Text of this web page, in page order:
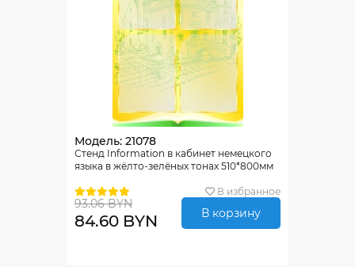
Модель: 21078
Стенд Information в кабинет немецкого
языка в жёлто-зелёных тонах 510*800мм
В избранное
93.06 BYN
84.60 BYN В корзину